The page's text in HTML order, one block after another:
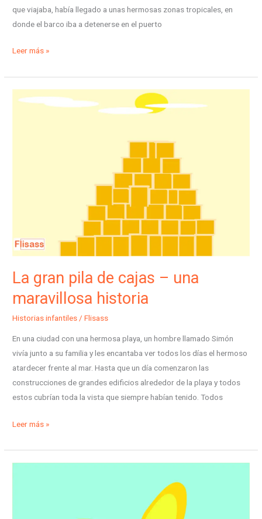
que viajaba, había llegado a unas hermosas zonas tropicales, en
donde el barco iba a detenerse en el puerto
Leer más »
La gran pila de cajas – una
maravillosa historia
Historias infantiles /Flisass
En una ciudad con una hermosa playa, un hombre llamado Simón
vivía junto a su familia y les encantaba ver todos los días el hermoso
atardecer frente al mar. Hasta que un día comenzaron las
construcciones de grandes edificios alrededor de la playa y todos
estos cubrían toda la vista que siempre habían tenido. Todos
Leer más »